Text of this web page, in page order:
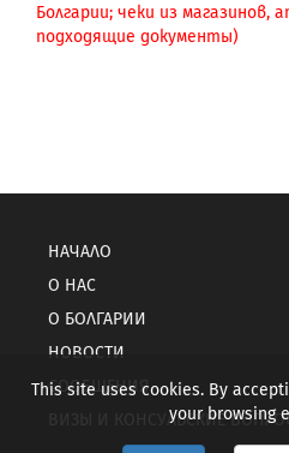
Болгарии; чеки из магазинов,
подходящие документы)
НАЧАЛО
О НАС
О БОЛГАРИИ
НОВОСТИ
СООБЩЕНИЯ
ВИЗЫ И КОНСУЛЬСКИЕ
This site uses cookies. By
your browsing